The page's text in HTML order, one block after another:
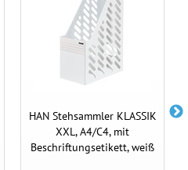
HAN Stehsammler KLASSIK
XXL, A4/C4, mit
Beschriftungsetikett, weiß